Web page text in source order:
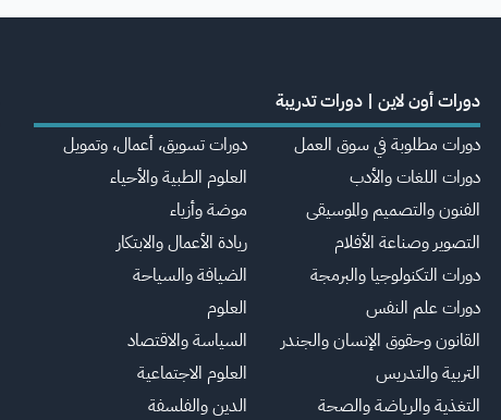
دورات أون لاين | دورات تدريبة
دورات مطلوبة في سوق العمل
دورات اللغات والأدب
الفنون والتصميم والموسيقى
التصوير وصناعة الأفلام
دورات التكنولوجيا والبرمجة
دورات علم النفس
القانون وحقوق الإنسان والجندر
التربية والتدريس
التغذية والرياضة والصحة
دورات تسويق، أعمال، وتمويل
العلوم الطبية والأحياء
موضة وأزياء
ريادة الأعمال والابتكار
الضيافة والسياحة
العلوم
السياسة والاقتصاد
العلوم الاجتماعية
الدين والفلسفة